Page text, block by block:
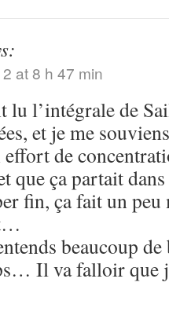
at 8 h 47 min
lu l’intégrale de
et je me
effort de
que ça partait
fin, ça fait un
beaucoup
Il va falloir que